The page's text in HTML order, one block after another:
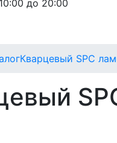
до 20:00
Кварцевый SPC